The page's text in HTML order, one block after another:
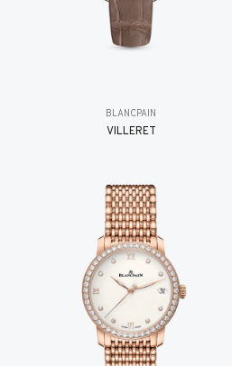
BLANCPAIN
VILLERET